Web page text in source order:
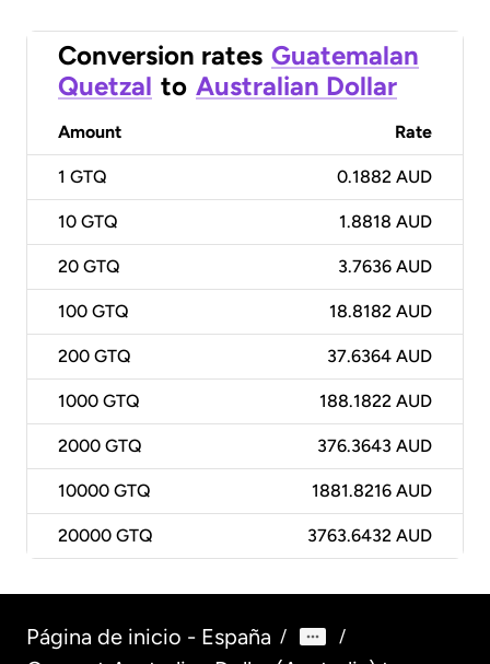
Conversion rates Guatemalan
Quetzal to Australian Dollar
Amount Rate
1 GTQ 0.1882 AUD
10 GTQ 1.8818 AUD
20 GTQ 3.7636 AUD
100 GTQ 18.8182 AUD
200 GTQ 37.6364 AUD
1000 GTQ 188.1822 AUD
2000 GTQ 376.3643 AUD
10000 GTQ 1881.8216 AUD
20000 GTQ 3763.6432 AUD
Página de inicio - España / /